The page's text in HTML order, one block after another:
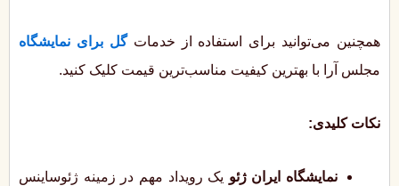
همچنین می‌توانید برای استفاده از خدماتگل برای نمایشگاه
مجلس آرا با بهترین کیفیت مناسب‌ترین قیمت کلیک کنید.
نکات کلیدی:
نمایشگاه ایران ژئو یک رویداد مهم در زمینه ژئوساینس